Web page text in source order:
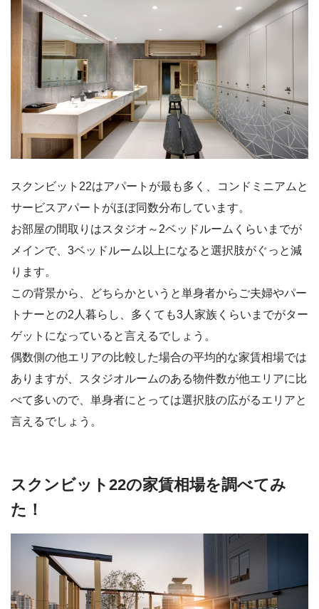
スクンビット22はアパートが最も多く、コンドミニアムと
サービスアパートがほぼ同数分布しています。
お部屋の間取りはスタジオ～2ベッドルームくらいまでが
メインで、3ベッドルーム以上になると選択肢がぐっと減
ります。
この背景から、どちらかというと単身者からご夫婦やパー
トナーとの2人暮らし、多くても3人家族くらいまでがター
ゲットになっていると言えるでしょう。
偶数側の他エリアの比較した場合の平均的な家賃相場では
ありますが、スタジオルームのある物件数が他エリアに比
べて多いので、単身者にとっては選択肢の広がるエリアと
言えるでしょう。
スクンビット22の家賃相場を調べてみ
た！